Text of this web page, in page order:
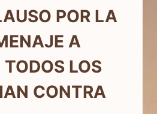
POR LA
A
LOS
CONTRA